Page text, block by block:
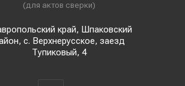
(для актов сверки)
край, Шпаковский
с. Верхнерусское, заезд
Тупиковый, 4